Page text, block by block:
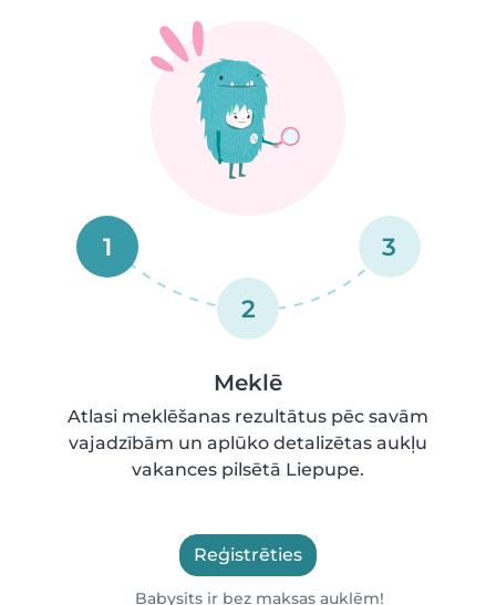
1
2
3
Meklē
Atlasi meklēšanas rezultātus pēc savām
vajadzībām un aplūko detalizētas aukļu
vakances pilsētā Liepupe.
Reģistrēties
Babysits ir bez maksas auklēm!